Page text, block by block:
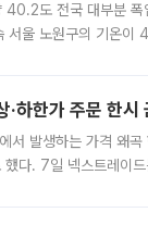
도 전국 대부분
서울 노원구의 기온
하한가 주문 한시
서 발생하는 가격 왜
다. 7일 넥스트레이